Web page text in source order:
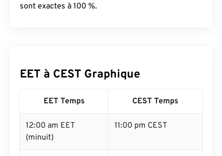
sont exactes à 100 %.
EET à CEST Graphique
EET Temps CEST Temps
12:00 am EET
(minuit)
11:00 pm CEST